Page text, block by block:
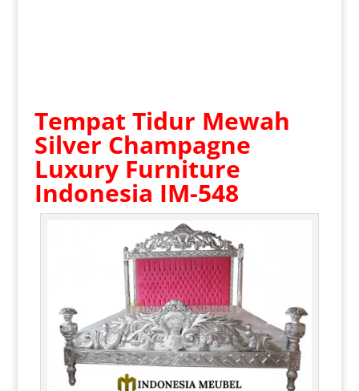
Tempat Tidur Mewah
Silver Champagne
Luxury Furniture
Indonesia IM-548